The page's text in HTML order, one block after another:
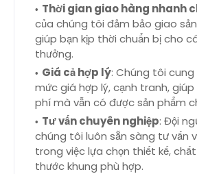
Thời gian giao hàng nhanh
của chúng tôi đảm bảo giao
giúp bạn kịp thời chuẩn bị cho
thưởng.
Giá cả hợp lý: Chúng tôi cung
mức giá hợp lý, cạnh tranh,
phí mà vẫn có được sản phẩm
Tư vấn chuyên nghiệp: Đội
chúng tôi luôn sẵn sàng tư vấn
trong việc lựa chọn thiết kế,
thước khung phù hợp.